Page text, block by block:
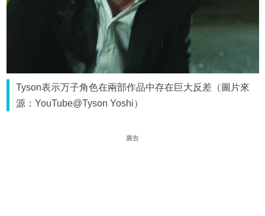
Tyson表示万子角色在兩部作品中存在巨大反差（圖片來
源：YouTube@Tyson Yoshi）
廣告